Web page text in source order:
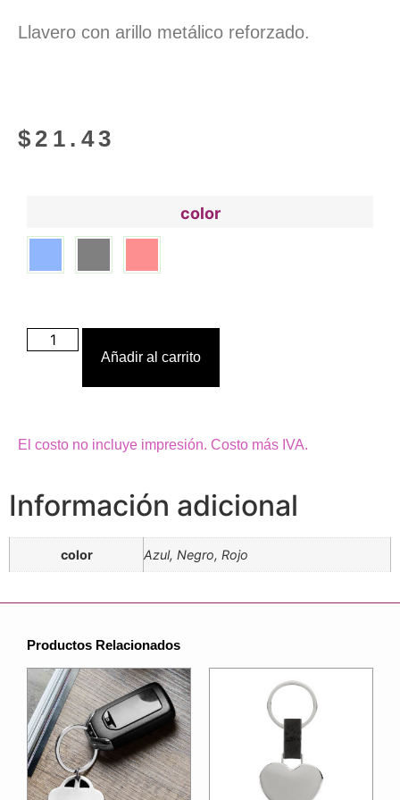
Llavero con arillo metálico reforzado.
$ 21.43
color
Añadir al carrito
El costo no incluye impresión. Costo más IVA.
Información adicional
color Azul, Negro, Rojo
Productos Relacionados